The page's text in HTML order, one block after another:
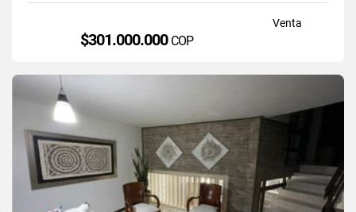
Venta
$301.000.000 COP